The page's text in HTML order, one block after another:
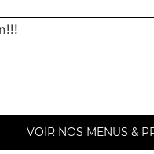
Senior
reine senior, pizza
...
VOIR NOS MENUS &